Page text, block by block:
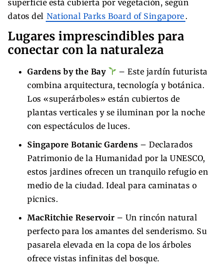
superficie está cubierta por vegetación, según
datos del National Parks Board of Singapore .
Lugares imprescindibles para
conectar con la naturaleza
Gardens by the Bay
– Este jardín futurista
combina arquitectura, tecnología y botánica.
Los «superárboles» están cubiertos de
plantas verticales y se iluminan por la noche
con espectáculos de luces.
Singapore Botanic Gardens – Declarados
Patrimonio de la Humanidad por la UNESCO,
estos jardines ofrecen un tranquilo refugio en
medio de la ciudad. Ideal para caminatas o
picnics.
MacRitchie Reservoir– Un rincón natural
perfecto para los amantes del senderismo. Su
pasarela elevada en la copa de los árboles
ofrece vistas infinitas del bosque.